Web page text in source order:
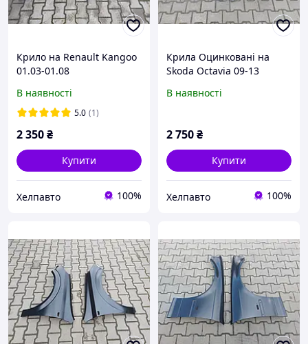
Крило на Renault Kangoo
01.03-01.08
В наявності
5.0 (1)
2 350₴
Купити
Хелпавто 100%
Крила Оцинковані на
Skoda Octavia 09-13
В наявності
2 750₴
Купити
Хелпавто 100%